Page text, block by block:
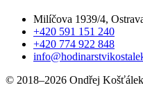
Milíčova 1939/4,
+420 591 151 240
+420 774 922 848
© 2018–2026 Ondřej